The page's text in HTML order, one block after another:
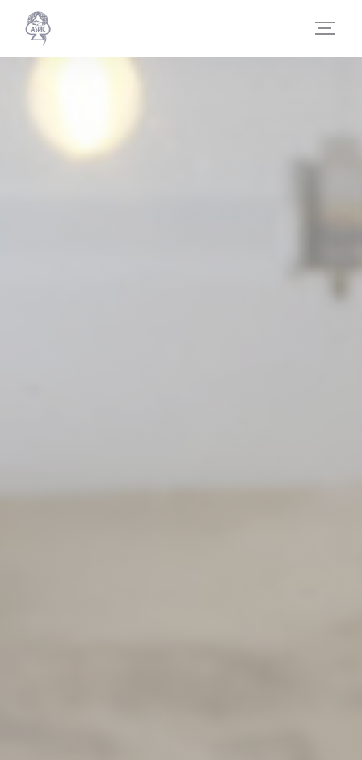
Cookies beheer paneel